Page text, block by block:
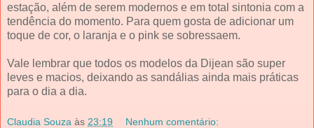
estação, além de serem modernos e em total sintonia com a
tendência do momento. Para quem gosta de adicionar um
toque de cor, o laranja e o pink se sobressaem.
Vale lembrar que todos os modelos da Dijean são super
leves e macios, deixando as sandálias ainda mais práticas
para o dia a dia.
Claudia Souza às 23:19 Nenhum comentário: